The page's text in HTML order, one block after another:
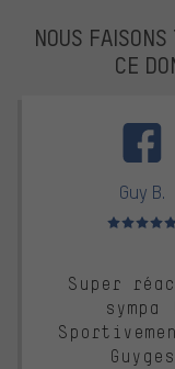
NOUS
CE
Guy B.
Note
Super
sympa !
Guyges